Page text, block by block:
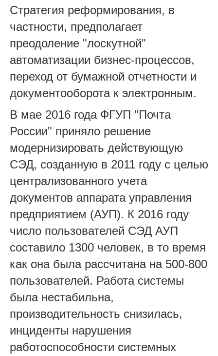
Стратегия реформирования, в
частности, предполагает
преодоление "лоскутной"
автоматизации бизнес-процессов,
переход от бумажной отчетности и
документооборота к электронным.
В мае 2016 года ФГУП "Почта
России" приняло решение
модернизировать действующую
СЭД, созданную в 2011 году с целью
централизованного учета
документов аппарата управления
предприятием (АУП). К 2016 году
число пользователей СЭД АУП
составило 1300 человек, в то время
как она была рассчитана на 500-800
пользователей. Работа системы
была нестабильна,
производительность снизилась,
инциденты нарушения
работоспособности системных